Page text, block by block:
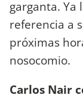
garganta. Ya
referencia a
próximas
nosocomio.
Carlos Nair